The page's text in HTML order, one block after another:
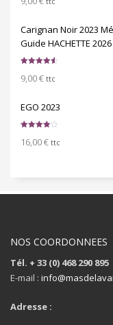
Carignan Noir 2023
Guide HACHETTE 2026
sur 5
9,00€ ttc
EGO 2023
sur 5
16,00€ ttc
NOS COORDONNEES
Tél. + 33 (0) 468 290 895
E-mail :
Adresse :